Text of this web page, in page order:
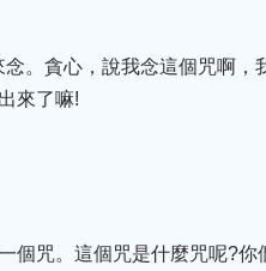
。貪心，說我念這個咒啊，
來了嘛!
個咒。這個咒是什麼咒呢?你